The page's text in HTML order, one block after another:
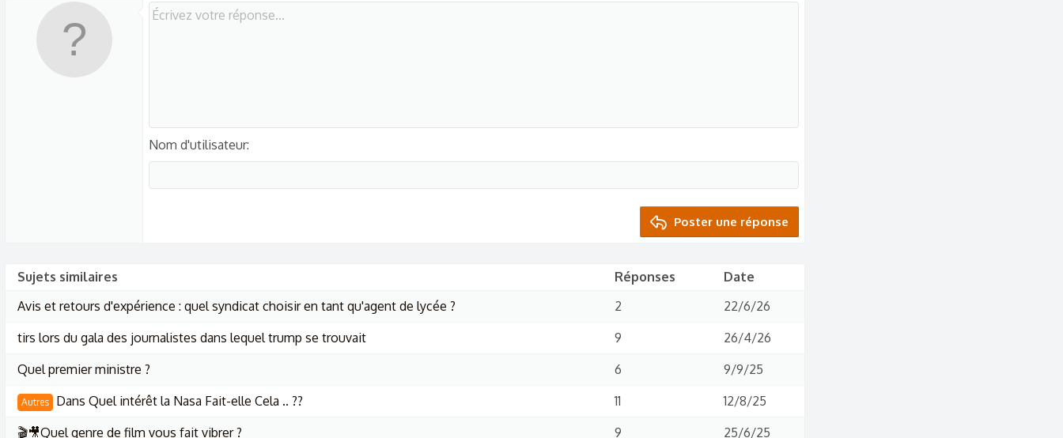
Nom d'utilisateur
Poster une réponse
Sujets similaires Réponses
Date
Avis et retours d'expérience : quel syndicat choisir en tant qu'agent de lycée ?
2
22/6/26
tirs lors du gala des journalistes dans lequel trump se trouvait
9
26/4/26
Quel premier ministre ?
6 9/9/25
Autres Dans Quel intérêt la Nasa Fait-elle Cela .. ?? 11
12/8/25
🎬🎥Quel genre de film vous fait vibrer ?
9 25/6/25